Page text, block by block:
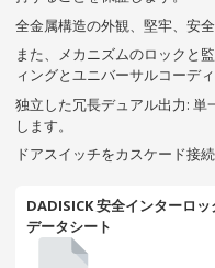
全金属構造の外観、堅牢、安全
また、メカニズムのロックと
ィングとユニバーサルコーデ
独立した冗長デュアル出力:
します。
ドアスイッチをカスケード接
DADISICK 安全インターロ
データシート